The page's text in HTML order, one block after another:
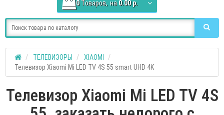
0 Tоваров, на 0.00 р.
ТЕЛЕВИЗОРЫ
XIAOMI
Телевизор Xiaomi Mi LED TV 4S 55 smart UHD 4K
Телевизор Xiaomi Mi LED TV 4S